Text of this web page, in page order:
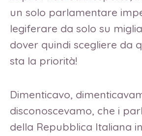
un solo parlamentare
legiferare da solo su
dover quindi scegliere da
sta la priorità!
Dimenticavo,
disconoscevamo, che i
della Repubblica Italiana